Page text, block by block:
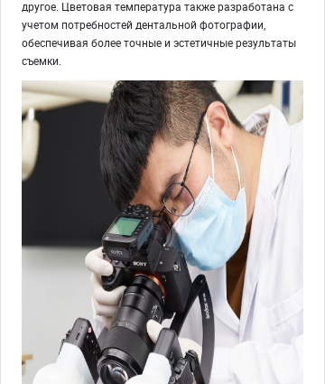
другое. Цветовая температура также разработана с
учетом потребностей дентальной фотографии,
обеспечивая более точные и эстетичные результаты
съемки.